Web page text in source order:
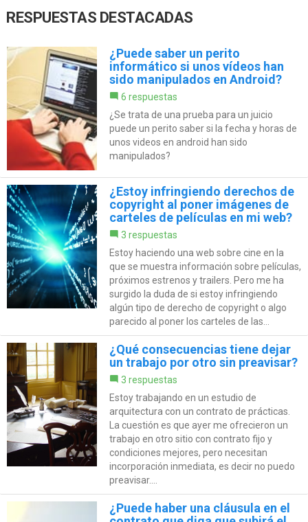
RESPUESTAS DESTACADAS
¿Puede saber un perito
informático si unos vídeos han
sido manipulados en Android?
6 respuestas
¿Se trata de una prueba para un juicio
puede un perito saber si la fecha y horas de
unos videos en android han sido
manipulados?
¿Estoy infringiendo derechos de
copyright al poner imágenes de
carteles de películas en mi web?
3 respuestas
Estoy haciendo una web sobre cine en la
que se muestra información sobre películas,
próximos estrenos y trailers. Pero me ha
surgido la duda de si estoy infringiendo
algún tipo de derecho de copyright o algo
parecido al poner los carteles de las...
¿Qué consecuencias tiene dejar
un trabajo por otro sin preavisar?
3 respuestas
Estoy trabajando en un estudio de
arquitectura con un contrato de prácticas.
La cuestión es que ayer me ofrecieron un
trabajo en otro sitio con contrato fijo y
condiciones mejores, pero necesitan
incorporación inmediata, es decir no puedo
preavisar....
¿Puede haber una cláusula en el